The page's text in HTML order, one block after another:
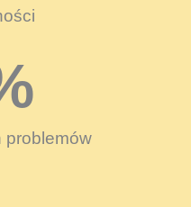
problemów